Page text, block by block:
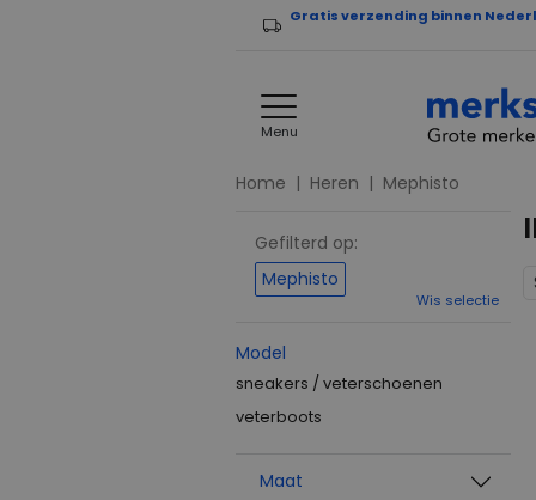
Gratis verzending binnen
Menu
Home Heren Mephisto
Gefilterd op:
Mephisto
Wis selectie
Model
sneakers / veterschoenen
veterboots
Maat